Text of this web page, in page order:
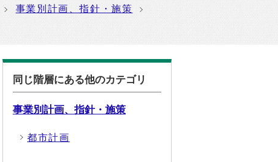
事業別計画、指針・施策
同じ階層にある他のカテゴリ
事業別計画、指針・施策
都市計画